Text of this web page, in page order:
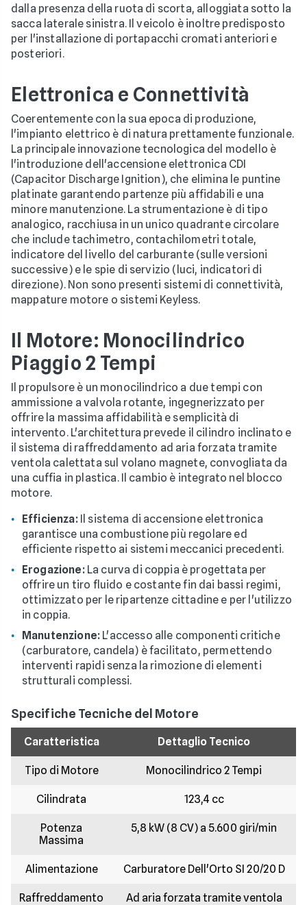
dalla presenza della ruota di scorta, alloggiata sotto la
sacca laterale sinistra. Il veicolo è inoltre predisposto
per l'installazione di portapacchi cromati anteriori e
posteriori.
Elettronica e Connettività
Coerentemente con la sua epoca di produzione,
l'impianto elettrico è di natura prettamente funzionale.
La principale innovazione tecnologica del modello è
l'introduzione dell'accensione elettronica CDI
(Capacitor Discharge Ignition), che elimina le puntine
platinate garantendo partenze più affidabili e una
minore manutenzione. La strumentazione è di tipo
analogico, racchiusa in un unico quadrante circolare
che include tachimetro, contachilometri totale,
indicatore del livello del carburante (sulle versioni
successive) e le spie di servizio (luci, indicatori di
direzione). Non sono presenti sistemi di connettività,
mappature motore o sistemi Keyless.
Il Motore: Monocilindrico
Piaggio 2 Tempi
Il propulsore è un monocilindrico a due tempi con
ammissione a valvola rotante, ingegnerizzato per
offrire la massima affidabilità e semplicità di
intervento. L'architettura prevede il cilindro inclinato e
il sistema di raffreddamento ad aria forzata tramite
ventola calettata sul volano magnete, convogliata da
una cuffia in plastica. Il cambio è integrato nel blocco
motore.
Efficienza:Il sistema di accensione elettronica
garantisce una combustione più regolare ed
efficiente rispetto ai sistemi meccanici precedenti.
Erogazione:La curva di coppia è progettata per
offrire un tiro fluido e costante fin dai bassi regimi,
ottimizzato per le ripartenze cittadine e per l'utilizzo
in coppia.
Manutenzione: L'accesso alle componenti critiche
(carburatore, candela) è facilitato, permettendo
interventi rapidi senza la rimozione di elementi
strutturali complessi.
Specifiche Tecniche del Motore
Caratteristica Dettaglio Tecnico
Tipo di Motore Monocilindrico 2 Tempi
Cilindrata 123,4 cc
Potenza
Massima
5,8 kW (8 CV) a 5.600 giri/min
Alimentazione Carburatore Dell'Orto SI 20/20 D
Raffreddamento Ad aria forzata tramite ventola